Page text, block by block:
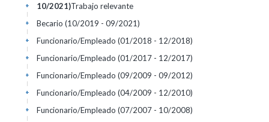
10/2021)Trabajo relevante
+
Becario (10/2019 - 09/2021)
+
Funcionario/Empleado (01/2018 - 12/2018)
+
Funcionario/Empleado (01/2017 - 12/2017)
+
Funcionario/Empleado (09/2009 - 09/2012)
+
Funcionario/Empleado (04/2009 - 12/2010)
+
Funcionario/Empleado (07/2007 - 10/2008)
+